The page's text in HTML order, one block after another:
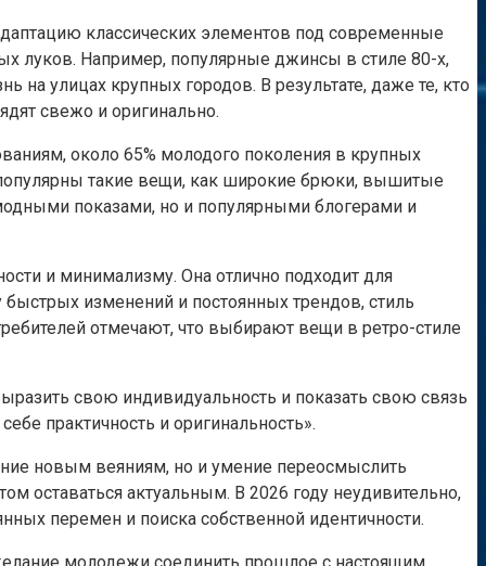
классических элементов под современные
луков. Например, популярные джинсы в стиле 80-х,
улицах крупных городов. В результате, даже те, кто
свежо и оригинально.
около 65% молодого поколения в крупных
такие вещи, как широкие брюки, вышитые
показами, но и популярными блогерами и
и минимализму. Она отлично подходит для
изменений и постоянных трендов, стиль
отмечают, что выбирают вещи в ретро-стиле
свою индивидуальность и показать свою связь
практичность и оригинальность».
новым веяниям, но и умение переосмыслить
оставаться актуальным. В 2026 году неудивительно,
перемен и поиска собственной идентичности.
молодежи соединить прошлое с настоящим.